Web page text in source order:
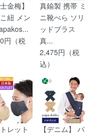
金梅】
紐 メン
円（税
真鍮製 携帯 ミ
ニ靴べら ソリ
ッドブラス
真...
2,475円（税
込）
レット
【デニム】 パ